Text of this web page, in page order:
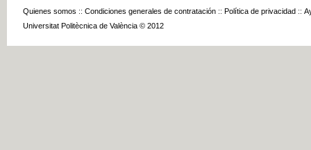
Quienes somos :: Condiciones generales de contratación :: Política de privacidad ::
Universitat Politècnica de València © 2012